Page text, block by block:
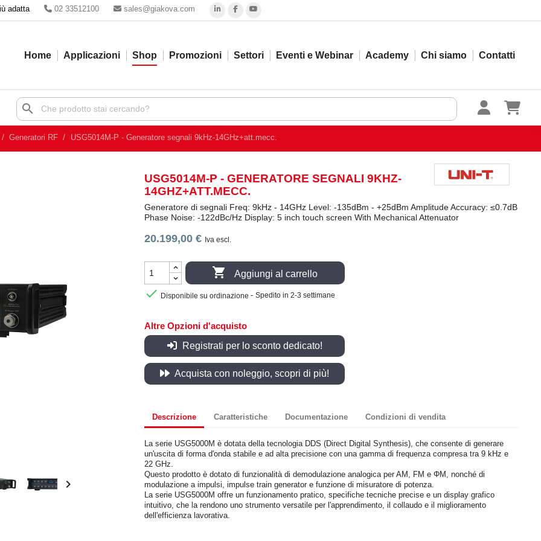
adatta 02 33512100 sales@giakova.com
Home Applicazioni Shop Promozioni Settori Eventi e Webinar Academy Chi siamo Contatti
search
Generatori RF USG5014M-P - Generatore segnali 9kHz-14GHz+att.mecc.

USG5014M-P - GENERATORE SEGNALI 9KHZ-
14GHZ+ATT.MECC.
Generatore di segnali Freq: 9kHz - 14GHz Level: -135dBm - +25dBm Amplitude Accuracy: ≤0.7dB
Phase Noise: -122dBc/Hz Display: 5 inch touch screen With Mechanical Attenuator
20.199,00 € Iva escl.
 Aggiungi al carrello
 Disponibile su ordinazione - Spedito in 2-3 settimane
Altre Opzioni d'acquisto
Registrati per lo sconto dedicato!
Acquista con noleggio, scopri di più!
Descrizione Caratteristiche Documentazione Condizioni di vendita
La serie USG5000M è dotata della tecnologia DDS (Direct Digital Synthesis), che consente di generare
un'uscita di forma d'onda stabile e ad alta precisione con una gamma di frequenza compresa tra 9 kHz e
22 GHz.
Questo prodotto è dotato di funzionalità di demodulazione analogica per AM, FM e ΦM, nonché di
modulazione a impulsi, impulse train generator e funzione di misuratore di potenza.
La serie USG5000M offre un funzionamento pratico, specifiche tecniche precise e un display grafico
intuitivo, che la rendono uno strumento versatile per l'apprendimento, il collaudo e il miglioramento
dell'efficienza lavorativa.